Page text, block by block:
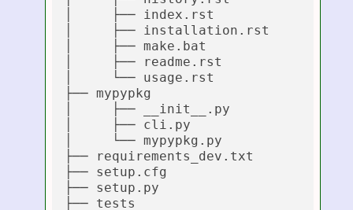
│     ├── index.rst
│     ├── installation.rst
│     ├── make.bat
│     ├── readme.rst
│     └── usage.rst
├── mypypkg
│     ├── __init__.py
│     ├── cli.py
│     └── mypypkg.py
├── requirements_dev.txt
├── setup.cfg
├── setup.py
├── tests